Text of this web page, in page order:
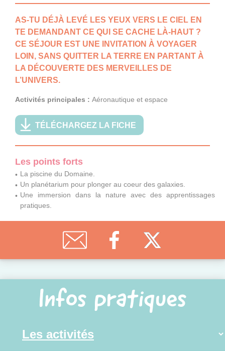
AS-TU DÉJÀ LEVÉ LES YEUX VERS LE CIEL EN
TE DEMANDANT CE QUI SE CACHE LÀ-HAUT ?
CE SÉJOUR EST UNE INVITATION À VOYAGER
LOIN, SANS QUITTER LA TERRE EN PARTANT À
LA DÉCOUVERTE DES MERVEILLES DE
L’UNIVERS.
Activités principales : Aéronautique et espace
TÉLÉCHARGEZ LA FICHE
Les points forts
La piscine du Domaine.
Un planétarium pour plonger au coeur des galaxies.
Une immersion dans la nature avec des apprentissages
pratiques.
Infos pratiques